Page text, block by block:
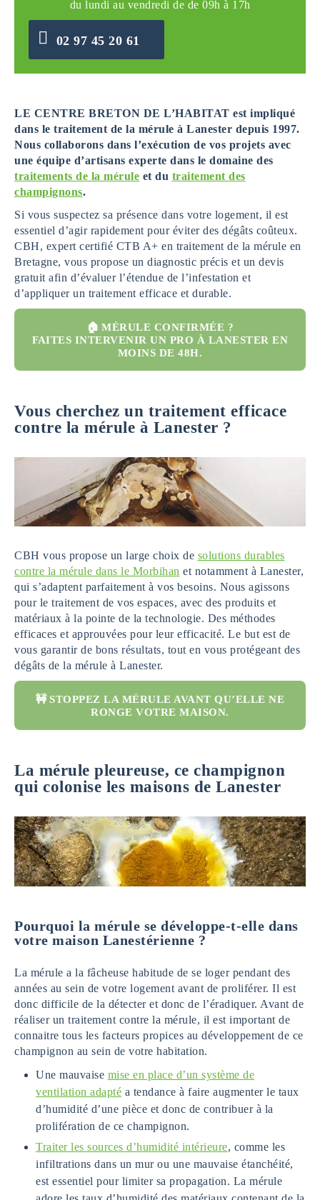
du lundi au vendredi de de 09h à 17h
02 97 45 20 61
LE CENTRE BRETON DE L’HABITAT est impliqué
dans le traitement de la mérule à Lanester depuis 1997.
Nous collaborons dans l’exécution de vos projets avec
une équipe d’artisans experte dans le domaine des
traitements de la mérule et du traitement des
champignons.
Si vous suspectez sa présence dans votre logement, il est
essentiel d’agir rapidement pour éviter des dégâts coûteux.
CBH, expert certifié CTB A+ en traitement de la mérule en
Bretagne, vous propose un diagnostic précis et un devis
gratuit afin d’évaluer l’étendue de l’infestation et
d’appliquer un traitement efficace et durable.
🏠 MÉRULE CONFIRMÉE ?
FAITES INTERVENIR UN PRO À LANESTER EN
MOINS DE 48H.
Vous cherchez un traitement efficace
contre la mérule à Lanester ?
CBH vous propose un large choix de solutions durables
contre la mérule dans le Morbihan et notamment à Lanester,
qui s’adaptent parfaitement à vos besoins. Nous agissons
pour le traitement de vos espaces, avec des produits et
matériaux à la pointe de la technologie. Des méthodes
efficaces et approuvées pour leur efficacité. Le but est de
vous garantir de bons résultats, tout en vous protégeant des
dégâts de la mérule à Lanester.
🚧 STOPPEZ LA MÉRULE AVANT QU’ELLE NE
RONGE VOTRE MAISON.
La mérule pleureuse, ce champignon
qui colonise les maisons de Lanester
Pourquoi la mérule se développe-t-elle dans
votre maison Lanestérienne ?
La mérule a la fâcheuse habitude de se loger pendant des
années au sein de votre logement avant de proliférer. Il est
donc difficile de la détecter et donc de l’éradiquer. Avant de
réaliser un traitement contre la mérule, il est important de
connaitre tous les facteurs propices au développement de ce
champignon au sein de votre habitation.
Une mauvaise mise en place d’un système de
ventilation adapté a tendance à faire augmenter le taux
d’humidité d’une pièce et donc de contribuer à la
prolifération de ce champignon.
Traiter les sources d’humidité intérieure, comme les
infiltrations dans un mur ou une mauvaise étanchéité,
est essentiel pour limiter sa propagation. La mérule